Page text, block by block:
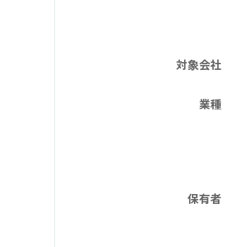
対象会社
業種
保有者